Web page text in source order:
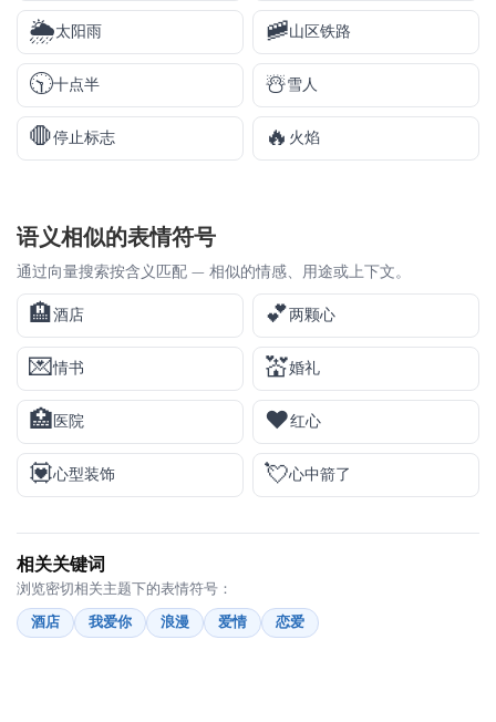
🌦️太阳雨 🚞山区铁路
🕥十点半 ☃️雪人
🛑停止标志 🔥 火焰
语义相似的表情符号
通过向量搜索按含义匹配 — 相似的情感、用途或上下文。
🏨酒店 💕两颗心
💌情书 💒婚礼
🏥医院 ❤️红心
💟心型装饰 💘心中箭了
相关关键词
浏览密切相关主题下的表情符号：
酒店
我爱你 浪漫 爱情 恋爱